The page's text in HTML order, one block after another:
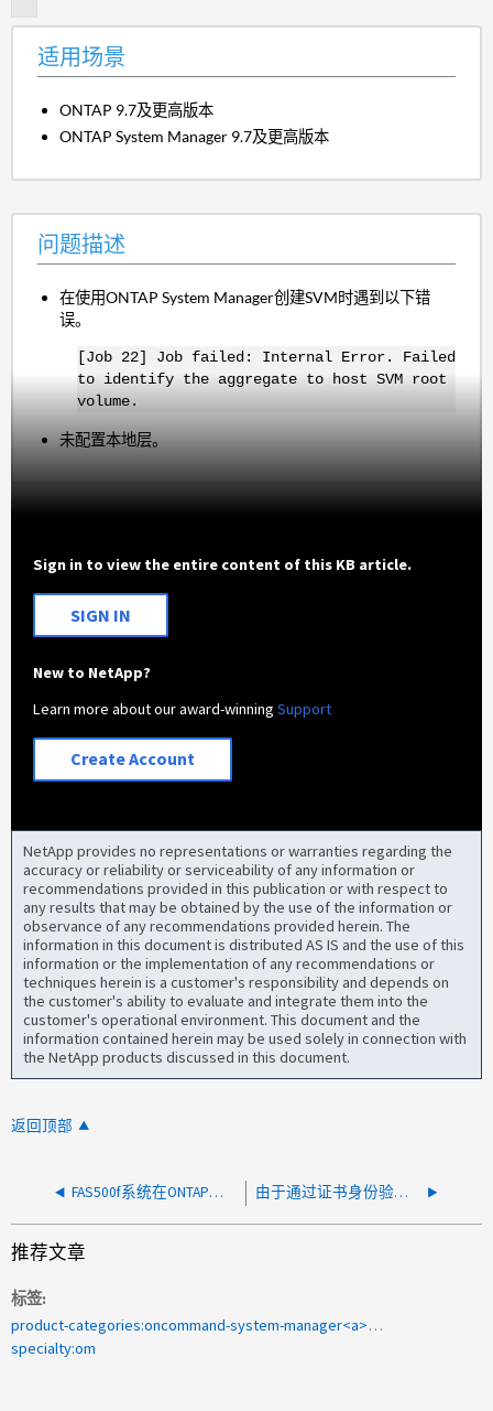
适用场景
ONTAP 9.7及更高版本
ONTAP System Manager 9.7及更高版本
问题描述
在使用ONTAP System Manager创建SVM时遇到以下错
误。
[Job 22] Job failed: Internal Error. Failed
to identify the aggregate to host SVM root
volume.
未配置本地层。
Sign in to view the entire content of this KB article.
SIGN IN
New to NetApp?
Learn more about our award-winningSupport
Create Account
NetApp provides no representations or warranties regarding the
accuracy or reliability or serviceability of any information or
recommendations provided in this publication or with respect to
any results that may be obtained by the use of the information or
observance of any recommendations provided herein. The
information in this document is distributed AS IS and the use of this
information or the implementation of any recommendations or
techniques herein is a customer's responsibility and depends on
the customer's ability to evaluate and integrate them into the
customer's operational environment. This document and the
information contained herein may be used solely in connection with
the NetApp products discussed in this document.
返回顶部
FAS500f系统在ONTAP系统管理器上显示闪电符号 由于通过证书身份验证类型拒绝访问、无法在OSM中登录
推荐文章
标签
product-categories:oncommand-system-manager<a>用于</a><a>翻译</a><a>的2009-162166 </a>
specialty:om